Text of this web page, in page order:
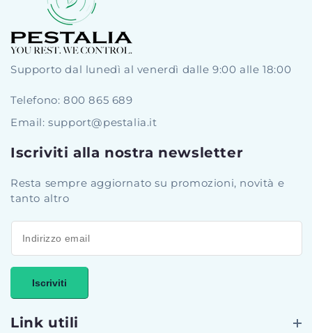
Supporto dal lunedì al venerdì dalle 9:00 alle 18:00
Telefono: 800 865 689
Email: support@pestalia.it
Iscriviti alla nostra newsletter
Resta sempre aggiornato su promozioni, novità e
tanto altro
Iscriviti
Link utili